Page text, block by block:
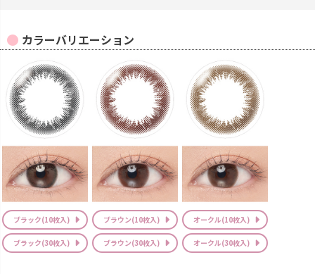
カラーバリエーション
ブラック(10枚入)
ブラック(30枚入)
ブラウン(10枚入)
ブラウン(30枚入)
オークル(10枚入)
オークル(30枚入)